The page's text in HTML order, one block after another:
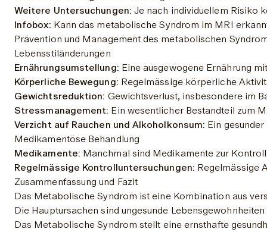
Weitere Untersuchungen: Je nach individuellem Risiko
Infobox: Kann das metabolische Syndrom im MRI
Prävention und Management des metabolischen
Lebensstiländerungen
Ernährungsumstellung: Eine ausgewogene Ernährung
Körperliche Bewegung: Regelmässige körperliche
Gewichtsreduktion: Gewichtsverlust, insbesondere im
Stressmanagement: Ein wesentlicher Bestandteil zum
Verzicht auf Rauchen und Alkoholkonsum: Ein
Medikamentöse Behandlung
Medikamente: Manchmal sind Medikamente zur
Regelmässige Kontrolluntersuchungen: Regelmässige
Zusammenfassung und Fazit
Das Metabolische Syndrom ist eine Kombination aus
Die Hauptursachen sind ungesunde
Das Metabolische Syndrom stellt eine ernsthafte